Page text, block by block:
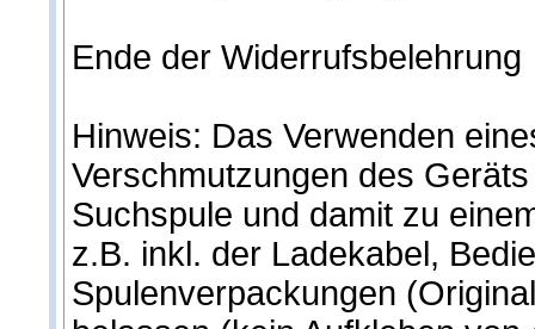
Ende der Widerrufsbelehrung
Hinweis: Das Verwenden
Verschmutzungen des
Suchspule und damit zu
z.B. inkl. der Ladekabel,
Spulenverpackungen